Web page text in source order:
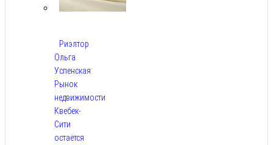
Риэлтор
Ольга
Успенская:
Рынок
недвижимости
Квебек-
Сити
остаётся